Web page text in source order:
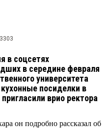
3303
в соцсетях
в середине февраля
университета
посиделки в
врио ректора
он подробно рассказал об